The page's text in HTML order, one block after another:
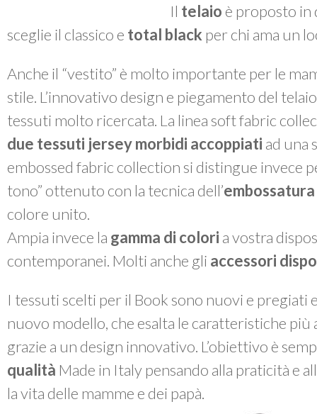
Il telaio è proposto
sceglie il classico e total black per chi ama un
Anche il “vestito” è molto importante per le
stile. L’innovativo design e piegamento del
tessuti molto ricercata. La linea soft fabric
due tessuti jersey morbidi accoppiati ad una
embossed fabric collection si distingue invece
tono” ottenuto con la tecnica dell’embossatura
colore unito.
Ampia invece la gamma di colori a vostra
contemporanei. Molti anche gli accessori
I tessuti scelti per il Book sono nuovi e pregiati
nuovo modello, che esalta le caratteristiche
grazie a un design innovativo. L’obiettivo è
qualità Made in Italy pensando alla praticità e
la vita delle mamme e dei papà.